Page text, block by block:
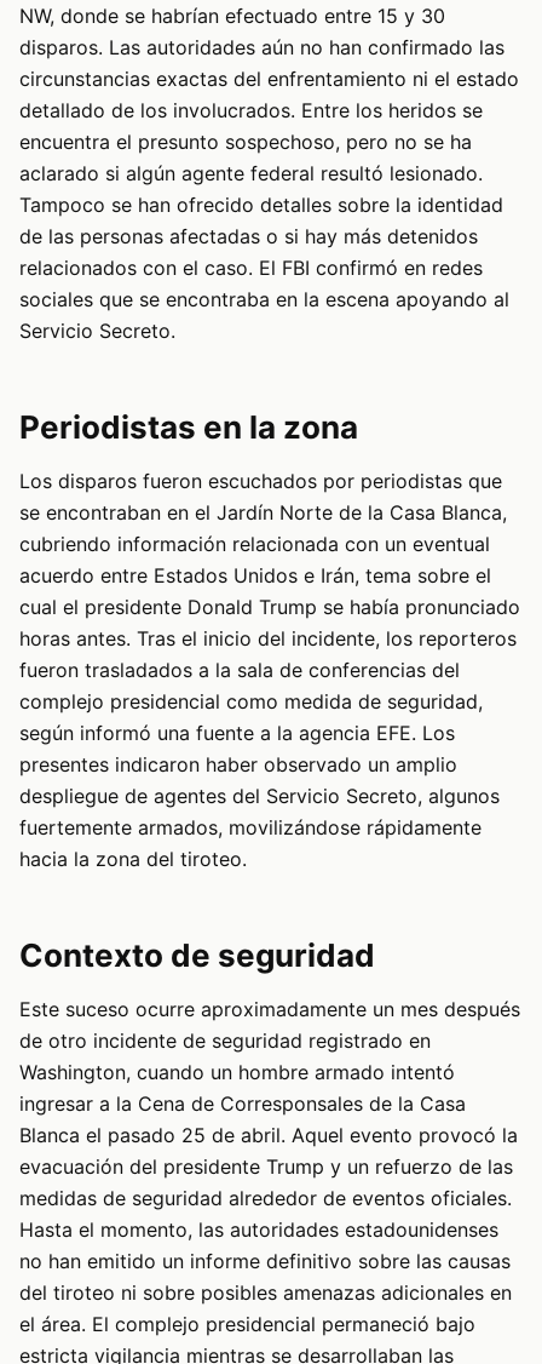
NW, donde se habrían efectuado entre 15 y 30
disparos. Las autoridades aún no han confirmado las
circunstancias exactas del enfrentamiento ni el estado
detallado de los involucrados. Entre los heridos se
encuentra el presunto sospechoso, pero no se ha
aclarado si algún agente federal resultó lesionado.
Tampoco se han ofrecido detalles sobre la identidad
de las personas afectadas o si hay más detenidos
relacionados con el caso. El FBI confirmó en redes
sociales que se encontraba en la escena apoyando al
Servicio Secreto.
Periodistas en la zona
Los disparos fueron escuchados por periodistas que
se encontraban en el Jardín Norte de la Casa Blanca,
cubriendo información relacionada con un eventual
acuerdo entre Estados Unidos e Irán, tema sobre el
cual el presidente Donald Trump se había pronunciado
horas antes. Tras el inicio del incidente, los reporteros
fueron trasladados a la sala de conferencias del
complejo presidencial como medida de seguridad,
según informó una fuente a la agencia EFE. Los
presentes indicaron haber observado un amplio
despliegue de agentes del Servicio Secreto, algunos
fuertemente armados, movilizándose rápidamente
hacia la zona del tiroteo.
Contexto de seguridad
Este suceso ocurre aproximadamente un mes después
de otro incidente de seguridad registrado en
Washington, cuando un hombre armado intentó
ingresar a la Cena de Corresponsales de la Casa
Blanca el pasado 25 de abril. Aquel evento provocó la
evacuación del presidente Trump y un refuerzo de las
medidas de seguridad alrededor de eventos oficiales.
Hasta el momento, las autoridades estadounidenses
no han emitido un informe definitivo sobre las causas
del tiroteo ni sobre posibles amenazas adicionales en
el área. El complejo presidencial permaneció bajo
estricta vigilancia mientras se desarrollaban las